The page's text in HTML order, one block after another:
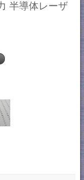
半導体レーザ